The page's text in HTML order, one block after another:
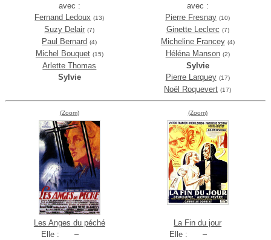
avec :
Fernand Ledoux (13)
Suzy Delair (7)
Paul Bernard (4)
Michel Bouquet (15)
Arlette Thomas
Sylvie
avec :
Pierre Fresnay (10)
Ginette Leclerc (7)
Micheline Francey (4)
Héléna Manson (2)
Sylvie
Pierre Larquey (17)
Noël Roquevert (17)
(Zoom)
Les Anges du péché
Elle :
(Zoom)
La Fin du jour
Elle :